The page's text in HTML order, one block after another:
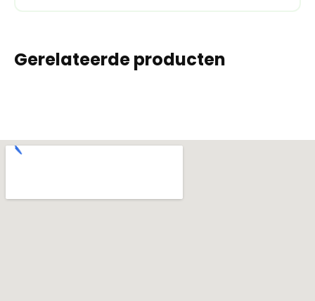
Gerelateerde producten